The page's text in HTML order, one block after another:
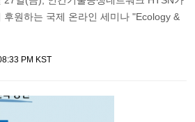
후원하는 국제 온라인 세미나 "Ecology &
PM KST